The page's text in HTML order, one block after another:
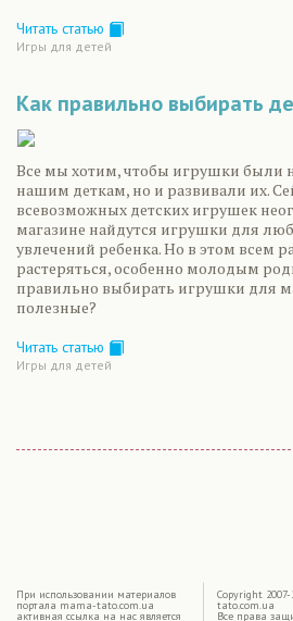
Читать статью
Игры для детей
Как правильно выбирать
Все мы хотим, чтобы игрушки были
нашим деткам, но и развивали их.
всевозможных детских игрушек
магазине найдутся игрушки для
увлечений ребенка. Но в этом всем
растеряться, особенно молодым
правильно выбирать игрушки для
полезные?
Читать статью
Игры для детей
При использовании материалов
портала mama-tato.com.ua
активная ссылка на нас является
Copyright
tato.com.ua
Все права